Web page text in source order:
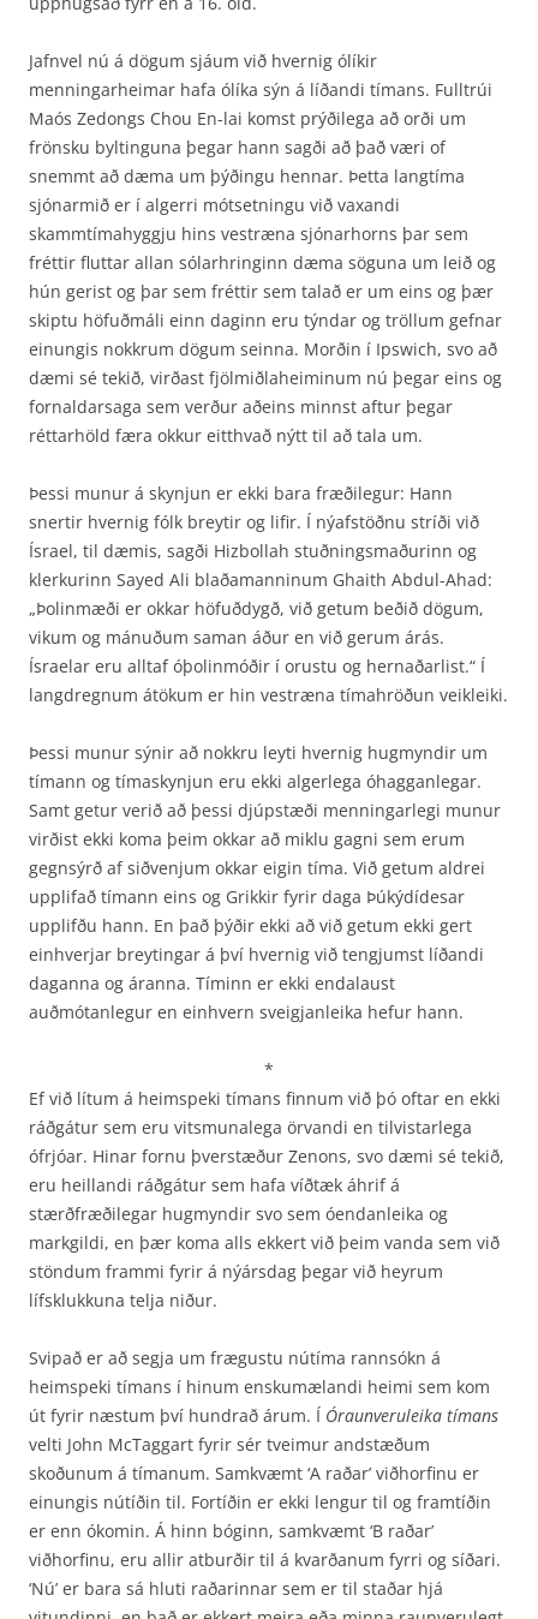
Jafnvel nú á dögum sjáum við hvernig ólíkir
menningarheimar hafa ólíka sýn á líðandi tímans. Fulltrúi
Maós Zedongs Chou En-lai komst prýðilega að orði um
frönsku byltinguna þegar hann sagði að það væri of
snemmt að dæma um þýðingu hennar. Þetta langtíma
sjónarmið er í algerri mótsetningu við vaxandi
skammtímahyggju hins vestræna sjónarhorns þar sem
fréttir fluttar allan sólarhringinn dæma söguna um leið og
hún gerist og þar sem fréttir sem talað er um eins og þær
skiptu höfuðmáli einn daginn eru týndar og tröllum gefnar
einungis nokkrum dögum seinna. Morðin í Ipswich, svo að
dæmi sé tekið, virðast fjölmiðlaheiminum nú þegar eins og
fornaldar­saga sem verður aðeins minnst aftur þegar
réttarhöld færa okkur eitthvað nýtt til að tala um.
Þessi munur á skynjun er ekki bara fræðilegur: Hann
snertir hvernig fólk breytir og lifir. Í ný­afstöðnu stríði við
Ísrael, til dæmis, sagði Hizbollah stuðningsmaðurinn og
klerkurinn Sayed Ali blaðamanninum Ghaith Abdul-Ahad:
„Þolinmæði er okkar höfuðdygð, við getum beðið dögum,
vikum og mánuðum saman áður en við gerum árás.
Ísraelar eru alltaf óþolinmóðir í orustu og hernaðarlist.“ Í
langdregnum átökum er hin vestræna tímahröðun veikleiki.
Þessi munur sýnir að nokkru leyti hvernig hugmyndir um
tímann og tímaskynjun eru ekki alger­lega óhagganlegar.
Samt getur verið að þessi djúpstæði menningarlegi munur
virðist ekki koma þeim okkar að miklu gagni sem erum
gegnsýrð af siðvenjum okkar eigin tíma. Við getum aldrei
upplifað tímann eins og Grikkir fyrir daga Þúkýdídesar
upplifðu hann. En það þýðir ekki að við getum ekki gert
einhverjar breytingar á því hvernig við tengjumst líðandi
daganna og áranna. Tíminn er ekki endalaust
auðmótanlegur en einhvern sveigjanleika hefur hann.
*
Ef við lítum á heimspeki tímans finnum við þó oftar en ekki
ráðgátur sem eru vitsmunalega örvandi en tilvistarlega
ófrjóar. Hinar fornu þverstæður Zenons, svo dæmi sé tekið,
eru heillandi ráðgátur sem hafa víðtæk áhrif á
stærðfræðilegar hugmyndir svo sem óendanleika og
markgildi, en þær koma alls ekkert við þeim vanda sem við
stöndum frammi fyrir á nýársdag þegar við heyrum
lífsklukkuna telja niður.
Svipað er að segja um frægustu nútíma rannsókn á
heimspeki tímans í hinum enskumælandi heimi sem kom
út fyrir næstum því hundrað árum. Í Óraunveruleika tímans
velti John McTaggart fyrir sér tveimur andstæðum
skoðunum á tímanum. Samkvæmt ‘A raðar’ viðhorfinu er
einungis nútíðin til. Fortíðin er ekki lengur til og framtíðin
er enn ókomin. Á hinn bóginn, samkvæmt ‘B raðar’
viðhorfinu, eru allir atburðir til á kvarðanum fyrri og síðari.
‘Nú’ er bara sá hluti raðarinnar sem er til staðar hjá